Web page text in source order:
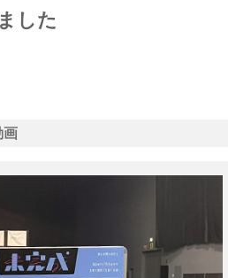
した